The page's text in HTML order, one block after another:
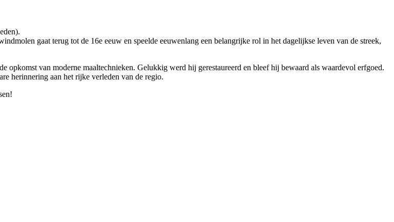
gaat terug tot de 16e eeuw en speelde eeuwenlang een belangrijke rol in het dagelijkse leven van de streek,
opkomst van moderne maaltechnieken. Gelukkig werd hij gerestaureerd en bleef hij bewaard als waardevol erfgoed.
herinnering aan het rijke verleden van de regio.